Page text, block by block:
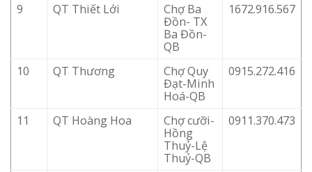
9 QT Thiết Lới
Chợ Ba
Đồn- TX
Ba Đồn-
QB
1672.916.567
10 QT Thương
Chợ Quy
Đạt-Minh
Hoá-QB
0915.272.416
11 QT Hoàng Hoa
Chợ cưỡi-
Hồng
Thuỷ-Lệ
Thuỷ-QB
0911.370.473